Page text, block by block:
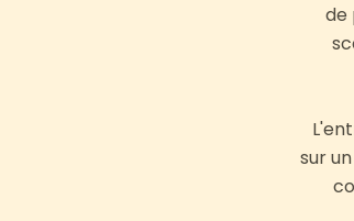
de
sur